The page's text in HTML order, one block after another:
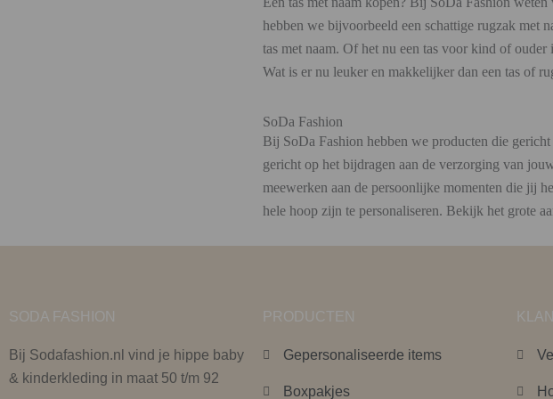
hebben we bijvoorbeeld een schattige rugzak met
tas met naam. Of het nu een tas voor kind of
Wat is er nu leuker en makkelijker dan een tas of
SoDa Fashion
Bij SoDa Fashion hebben we producten die
gericht op het bijdragen aan de verzorging van
meewerken aan de persoonlijke momenten die jij
hele hoop zijn te personaliseren. Bekijk het grote
SODA FASHION
Bij Sodafashion.nl vind je hippe baby
& kinderkleding in maat 50 t/m 92
PRODUCTEN
Gepersonaliseerde items
Boxpakjes